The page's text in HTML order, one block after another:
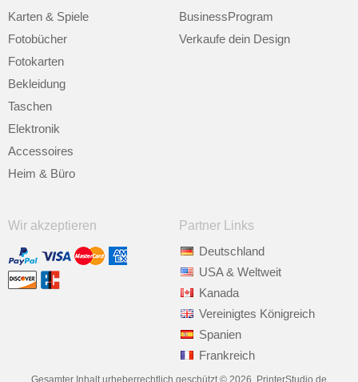
Karten & Spiele
Fotobücher
Fotokarten
Bekleidung
Taschen
Elektronik
Accessoires
Heim & Büro
BusinessProgram
Verkaufe dein Design
Wir akzeptieren
Partner Links
Deutschland
USA & Weltweit
Kanada
Vereinigtes Königreich
Spanien
Frankreich
Gesamter Inhalt urheberrechtlich geschützt © 2026, PrinterStudio.de